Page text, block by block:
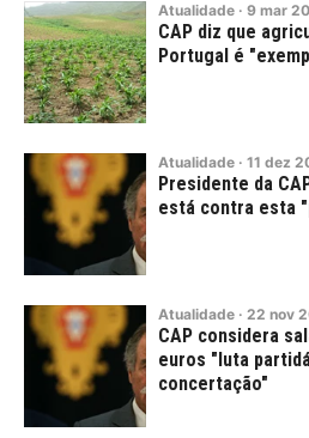
Atualidade · 9 mar
CAP diz que
Portugal é
Atualidade · 11 dez
Presidente da
está contra esta
Atualidade · 22 nov
CAP considera
euros "luta
concertação"